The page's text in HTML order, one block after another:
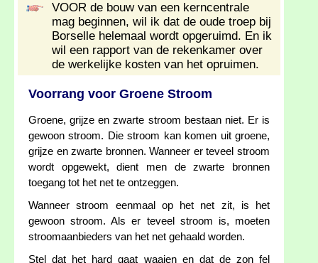
VOOR de bouw van een kerncentrale
mag beginnen, wil ik dat de oude troep bij
Borselle helemaal wordt opgeruimd. En ik
wil een rapport van de rekenkamer over
de werkelijke kosten van het opruimen.
Voorrang voor Groene Stroom
Groene, grijze en zwarte stroom bestaan niet. Er is
gewoon stroom. Die stroom kan komen uit groene,
grijze en zwarte bronnen. Wanneer er teveel stroom
wordt opgewekt, dient men de zwarte bronnen
toegang tot het net te ontzeggen.
Wanneer stroom eenmaal op het net zit, is het
gewoon stroom. Als er teveel stroom is, moeten
stroomaanbieders van het net gehaald worden.
Stel dat het hard gaat waaien en dat de zon fel